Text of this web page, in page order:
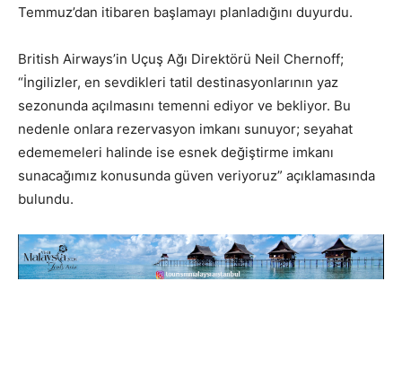
Temmuz’dan itibaren başlamayı planladığını duyurdu.
British Airways’in Uçuş Ağı Direktörü Neil Chernoff;
“İngilizler, en sevdikleri tatil destinasyonlarının yaz
sezonunda açılmasını temenni ediyor ve bekliyor. Bu
nedenle onlara rezervasyon imkanı sunuyor; seyahat
edememeleri halinde ise esnek değiştirme imkanı
sunacağımız konusunda güven veriyoruz” açıklamasında
bulundu.